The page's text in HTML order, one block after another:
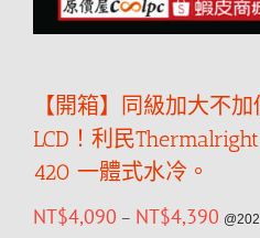
【開箱】同級加大不
LCD！利民
420 一體式水冷。
NT$4,090 – NT$4,390